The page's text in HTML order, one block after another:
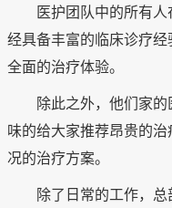
医护团队中的所有
经具备丰富的临床诊疗
全面的治疗体验。
除此之外，他们家
味的给大家推荐昂贵的
况的治疗方案。
除了日常的工作，